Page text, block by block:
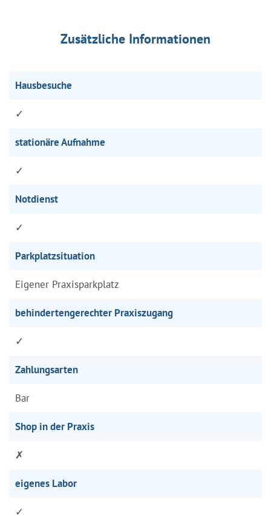
Zusätzliche Informationen
Hausbesuche
✓
stationäre Aufnahme
✓
Notdienst
✓
Parkplatzsituation
Eigener Praxisparkplatz
behindertengerechter Praxiszugang
✓
Zahlungsarten
Bar
Shop in der Praxis
✗
eigenes Labor
✓